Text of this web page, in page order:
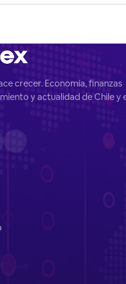
crecer. Economía, finanzas
y actualidad de Chile y